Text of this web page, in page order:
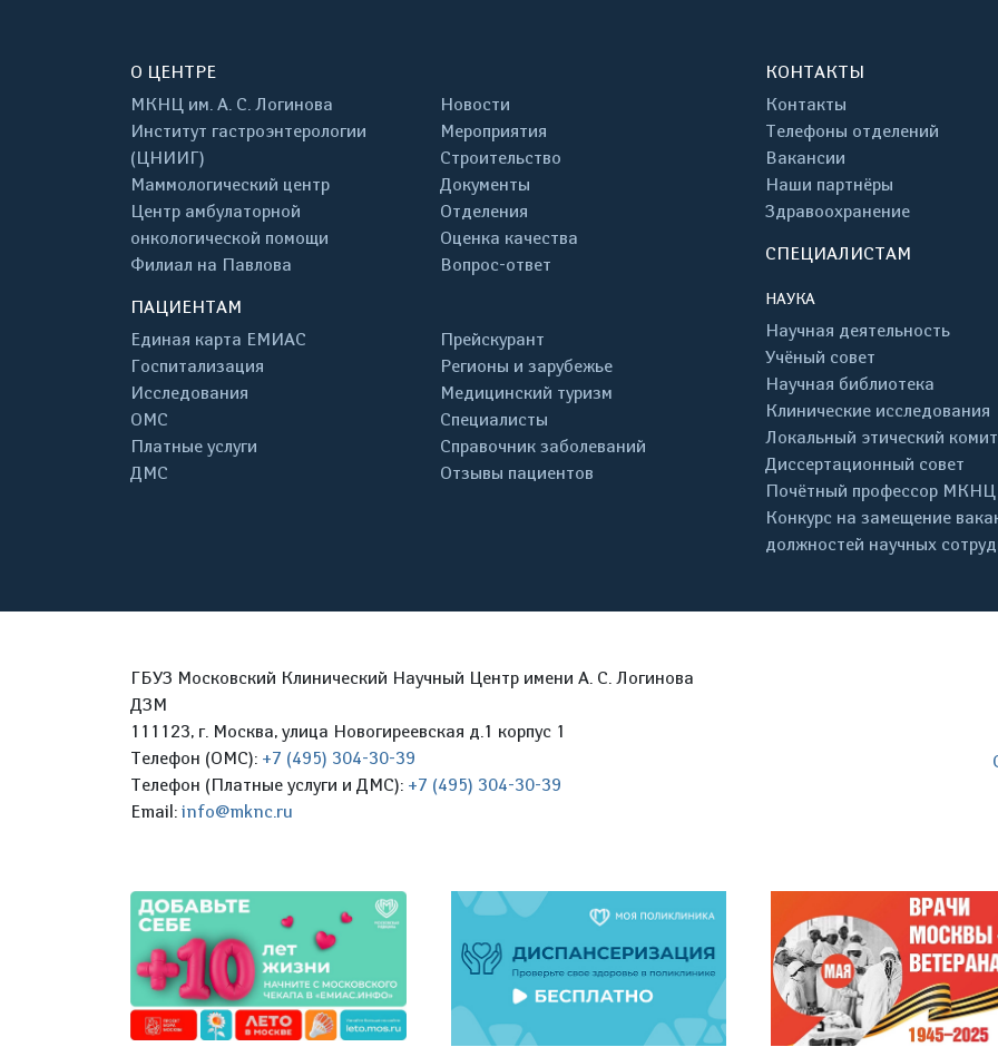
О ЦЕНТРЕ
МКНЦ им. А. С. Логинова
Институт гастроэнтерологии
(ЦНИИГ)
Маммологический центр
Центр амбулаторной
онкологической помощи
Филиал на Павлова
Новости
Мероприятия
Строительство
Документы
Отделения
Оценка качества
Вопрос-ответ
ПАЦИЕНТАМ
Единая карта ЕМИАС
Госпитализация
Исследования
ОМС
Платные услуги
ДМС
Прейскурант
Регионы и зарубежье
Медицинский туризм
Специалисты
Справочник заболеваний
Отзывы пациентов
КОНТАКТЫ
Контакты
Телефоны отделений
Вакансии
Наши партнёры
Здравоохранение
СПЕЦИАЛИСТАМ
НАУКА
Научная деятельность
Учёный совет
Научная библиотека
Клинические исследования
Локальный этический
Диссертационный совет
Почётный профессор МКНЦ
Конкурс на замещение
должностей научных
ГБУЗ Московский Клинический Научный Центр имени А. С. Логинова
ДЗМ
111123, г. Москва, улица Новогиреевская д.1 корпус 1
Телефон (ОМС): +7 (495) 304-30-39
Телефон (Платные услуги и ДМС): +7 (495) 304-30-39
Email: info@mknc.ru